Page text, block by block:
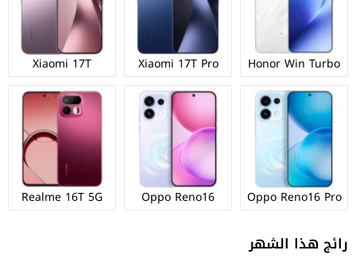
Honor Win Turbo
Xiaomi 17T Pro
Xiaomi 17T
Oppo Reno16 Pro
Oppo Reno16
Realme 16T 5G
رائج هذا الشهر